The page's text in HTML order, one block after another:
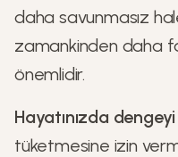
daha savunmasız
zamankinden daha
önemlidir.
Hayatınızda
tüketmesine izin